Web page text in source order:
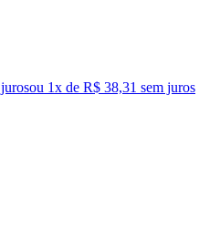
ou 1x de R$ 38,31 sem juros